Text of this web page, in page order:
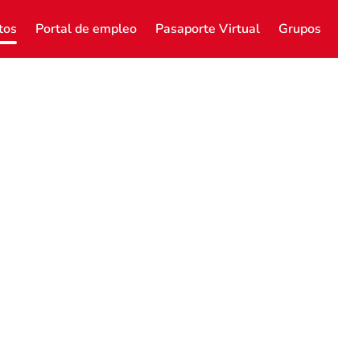
Portal de empleo Pasaporte Virtual Grupos